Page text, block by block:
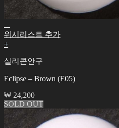
위시리스트 추가
+
실리콘안구
Eclipse – Brown (E05)
₩ 24,200
SOLD OUT